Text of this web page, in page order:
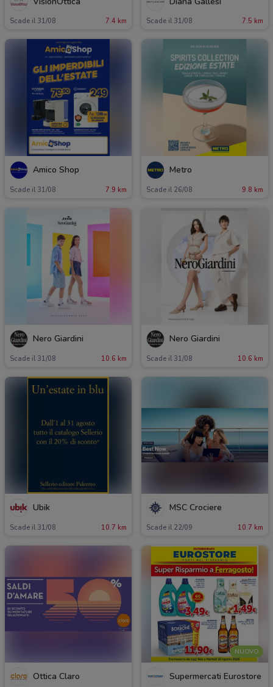
Scade il 31/08 7.4 km Scade il 31/08 7.5 km
Amico Shop
Scade il 31/08 7.9 km
Metro
Scade il 26/08 9.8 km
Nero Giardini
Scade il 31/08 10.6 km
Nero Giardini
Scade il 31/08 10.6 km
Ubik
Scade il 31/08 10.7 km
MSC Crociere
Scade il 22/09 10.7 km
Ottica Claro
NUOVO
Supermercati Eurostore